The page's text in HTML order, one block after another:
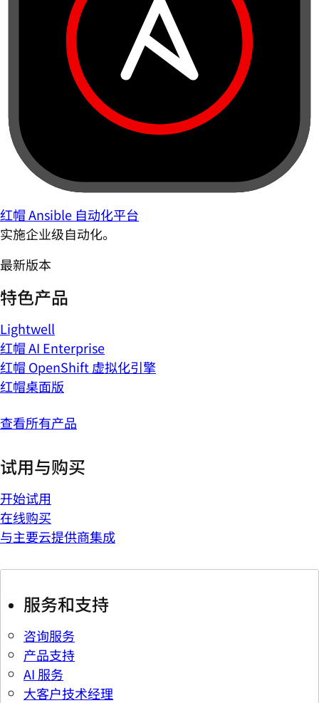
红帽 Ansible 自动化平台
实施企业级自动化。
最新版本
特色产品
Lightwell
红帽 AI Enterprise
红帽 OpenShift 虚拟化引擎
红帽桌面版
查看所有产品
试用与购买
开始试用
在线购买
与主要云提供商集成
服务和支持
咨询服务
产品支持
AI 服务
大客户技术经理